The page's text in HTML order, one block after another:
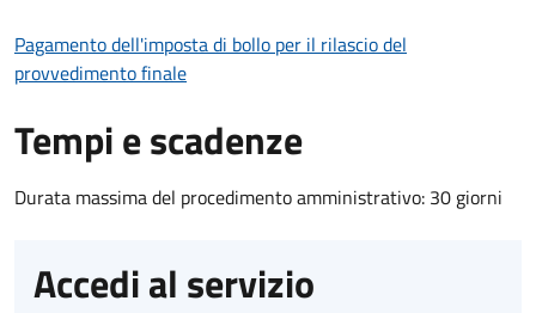
Pagamento dell'imposta di bollo per il rilascio del
provvedimento finale
Tempi e scadenze
Durata massima del procedimento amministrativo: 30 giorni
Accedi al servizio